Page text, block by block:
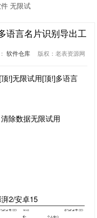
无限试
语言名片识别导出工
软件仓库 版权：老表资源网
!]无限试用[顶!]多语言
除数据无限试用
2/安卓15